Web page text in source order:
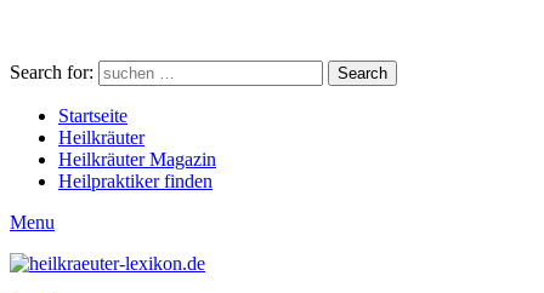
Search for: Search
Startseite
Heilkräuter
Heilkräuter Magazin
Heilpraktiker finden
Menu